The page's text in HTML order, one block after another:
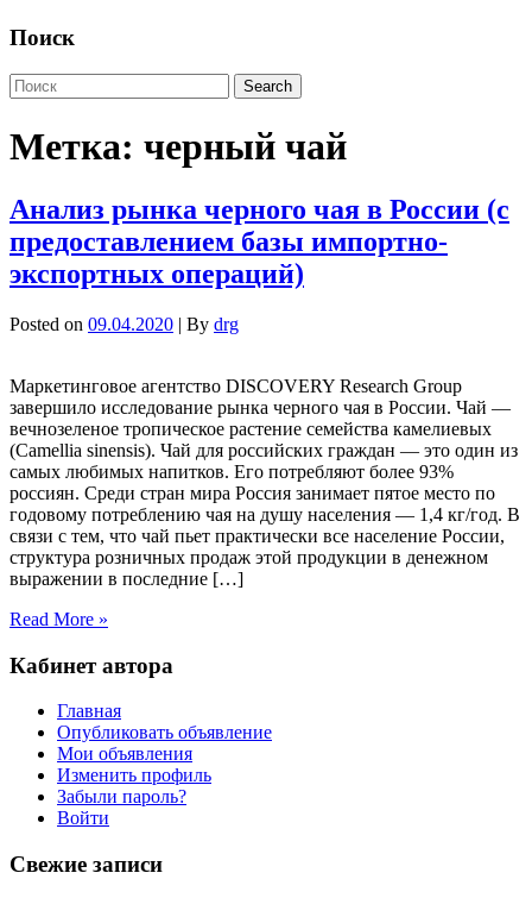
Поиск
Метка: черный чай
Анализ рынка черного чая в России (с
предоставлением базы импортно-
экспортных операций)
Posted on 09.04.2020 | By drg
Маркетинговое агентство DISCOVERY Research Group
завершило исследование рынка черного чая в России. Чай —
вечнозеленое тропическое растение семейства камелиевых
(Camellia sinensis). Чай для российских граждан — это один из
самых любимых напитков. Его потребляют более 93%
россиян. Среди стран мира Россия занимает пятое место по
годовому потреблению чая на душу населения — 1,4 кг/год. В
связи с тем, что чай пьет практически все население России,
структура розничных продаж этой продукции в денежном
выражении в последние […]
Read More »
Кабинет автора
Главная
Опубликовать объявление
Мои объявления
Изменить профиль
Забыли пароль?
Войти
Свежие записи